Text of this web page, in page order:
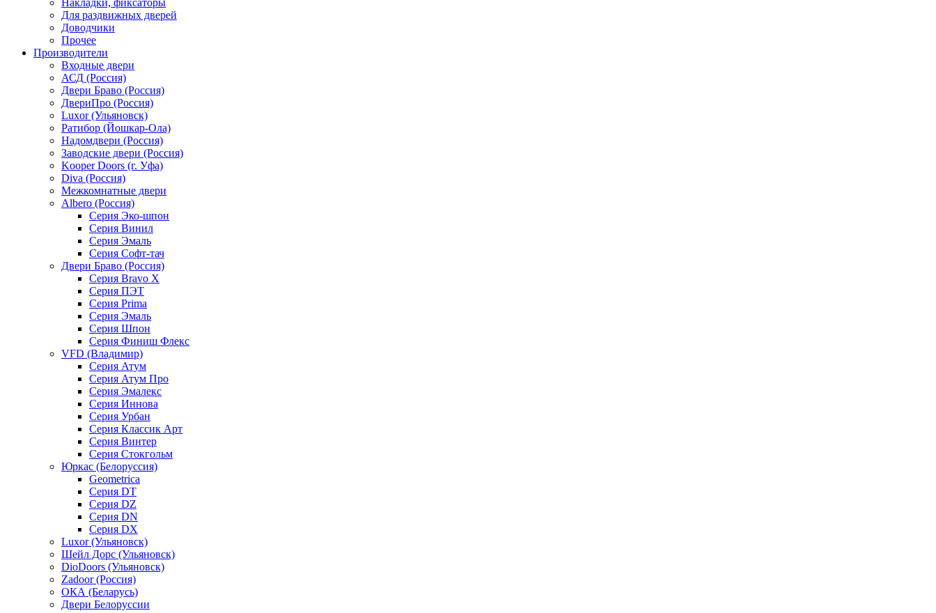
Для раздвижных дверей
Доводчики
Прочее
Производители
Входные двери
АСД (Россия)
Двери Браво (Россия)
ДвериПро (Россия)
Luxor (Ульяновск)
Ратибор (Йошкар-Ола)
Надомдвери (Россия)
Заводские двери (Россия)
Kooper Doors (г. Уфа)
Diva (Россия)
Межкомнатные двери
Albero (Россия)
Серия Эко-шпон
Серия Винил
Серия Эмаль
Серия Софт-тач
Двери Браво (Россия)
Серия Bravo X
Серия ПЭТ
Серия Prima
Серия Эмаль
Серия Шпон
Серия Финиш Флекс
VFD (Владимир)
Серия Атум
Серия Атум Про
Серия Эмалекс
Серия Иннова
Серия Урбан
Серия Классик Арт
Серия Винтер
Серия Стокгольм
Юркас (Белоруссия)
Geometrica
Серия DT
Серия DZ
Серия DN
Серия DX
Luxor (Ульяновск)
Шейл Дорс (Ульяновск)
DioDoors (Ульяновск)
Zadoor (Россия)
ОКА (Беларусь)
Двери Белоруссии